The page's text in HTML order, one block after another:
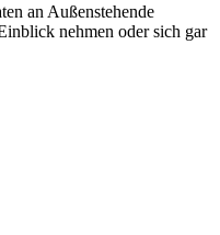
an Außenstehende
nehmen oder sich gar